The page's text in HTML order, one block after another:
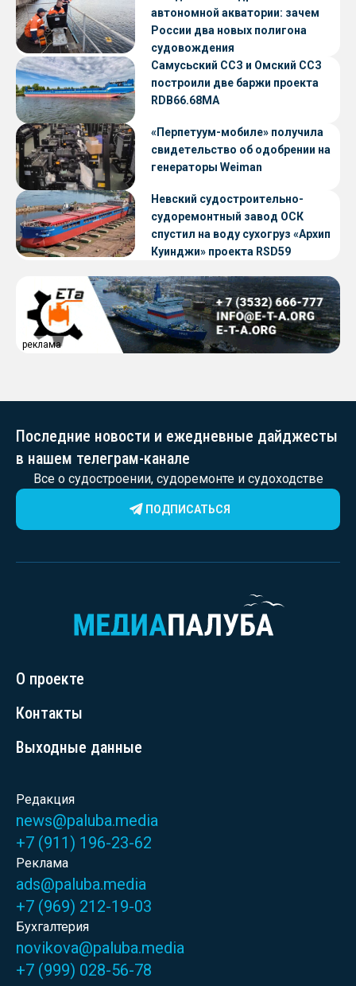
автономной акватории: зачем
России два новых полигона
судовождения
Самусьский ССЗ и Омский ССЗ
построили две баржи проекта
RDB66.68МА
«Перпетуум-мобиле» получила
свидетельство об одобрении на
генераторы Weiman
Невский судостроительно-
судоремонтный завод ОСК
спустил на воду сухогруз «Архип
Куинджи» проекта RSD59
реклама
Последние новости и ежедневные дайджесты
в нашем телеграм-канале
Все о судостроении, судоремонте и судоходстве
ПОДПИСАТЬСЯ
О проекте
Контакты
Выходные данные
Редакция
news@paluba.media
+7 (911) 196-23-62
Реклама
ads@paluba.media
+7 (969) 212-19-03
Бухгалтерия
novikova@paluba.media
+7 (999) 028-56-78